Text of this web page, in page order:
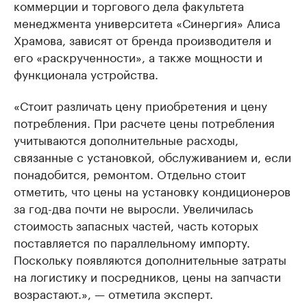
коммерции и торгового дела факультета
менеджмента университета «Синергия» Алиса
Храмова, зависят от бренда производителя и
его «раскрученности», а также мощности и
функционала устройства.
«Стоит различать цену приобретения и цену
потребления. При расчете цены потребления
учитываются дополнительные расходы,
связанные с установкой, обслуживанием и, если
понадобится, ремонтом. Отдельно стоит
отметить, что цены на установку кондиционеров
за год-два почти не выросли. Увеличилась
стоимость запасных частей, часть которых
поставляется по параллельному импорту.
Поскольку появляются дополнительные затраты
на логистику и посредников, цены на запчасти
возрастают.», — отметила эксперт.